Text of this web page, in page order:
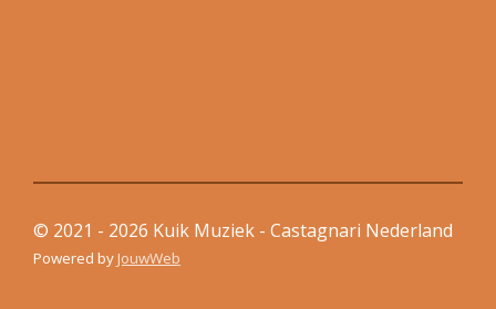
© 2021 - 2026 Kuik Muziek - Castagnari Nederland
Powered by JouwWeb